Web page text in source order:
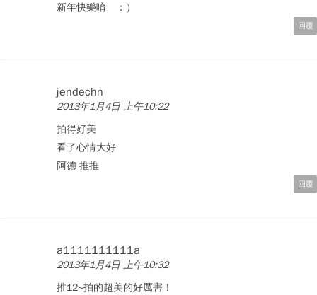
新年快樂唷 ：）
回覆
jendechn
2013年1月4日 上午10:22
拍得好美
看了心情大好
阿德 推推
回覆
a1111111111a
2013年1月4日 上午10:32
推12~拍的超美的好厲害！